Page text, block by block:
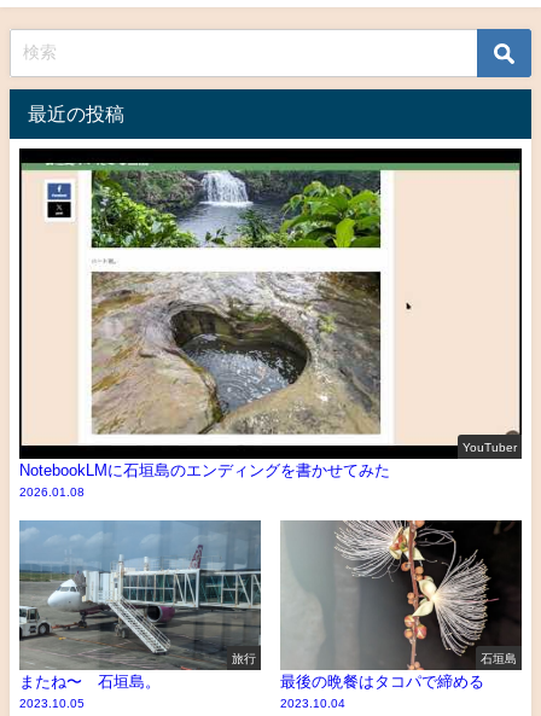
最近の投稿
YouTuber
NotebookLMに石垣島のエンディングを書かせてみた
2026.01.08
旅行
またね〜 石垣島。
2023.10.05
石垣島
最後の晩餐はタコパで締める
2023.10.04